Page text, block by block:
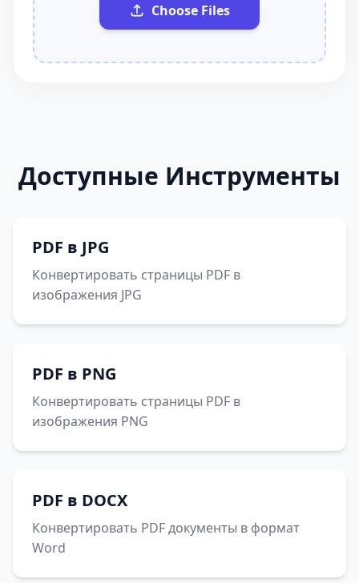
Choose Files
Доступные Инструменты
PDF в JPG
Конвертировать страницы PDF в
изображения JPG
PDF в PNG
Конвертировать страницы PDF в
изображения PNG
PDF в DOCX
Конвертировать PDF документы в формат
Word